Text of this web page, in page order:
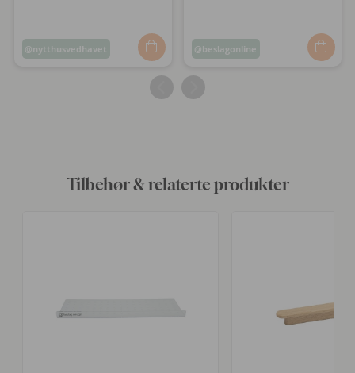
Innlegg
nytthusvedhavet
Innlegg
av
beslagonline
Tilbehør & relaterte produkter